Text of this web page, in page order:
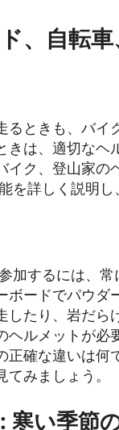
、自転
るときも、バ
きは、適切な
ク、登山家
を詳しく説明
加するには、
ードでパウ
したり、岩だ
ルメットが
確な違いは何
みましょう。
寒い季節